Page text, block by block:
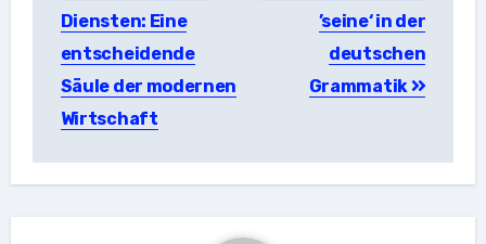
Diensten: Eine
entscheidende
Säule der modernen
Wirtschaft
’seine‘ in der
deutschen
Grammatik